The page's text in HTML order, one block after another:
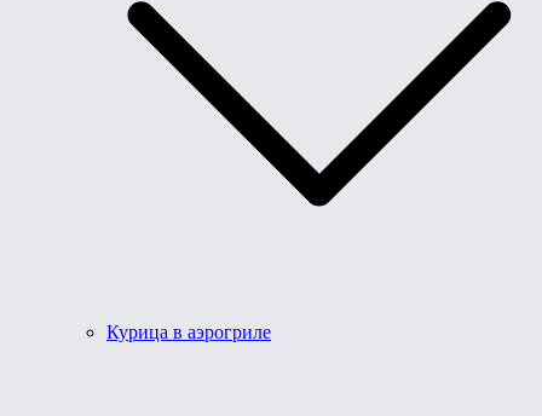
Курица в аэрогриле